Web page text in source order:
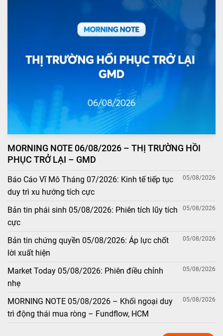
MORNING NOTE 06/08/2026 – THỊ TRƯỜNG HỒI
PHỤC TRỞ LẠI – GMD
Báo Cáo Vĩ Mô Tháng 07/2026: Kinh tế tiếp tục
duy trì xu hướng tích cực
05/08/2026
Bản tin phái sinh 05/08/2026: Phiên tích lũy tích
cực
05/08/2026
Bản tin chứng quyền 05/08/2026: Áp lực chốt
lời xuất hiện
05/08/2026
Market Today 05/08/2026: Phiên điều chỉnh
nhẹ
05/08/2026
MORNING NOTE 05/08/2026 – Khối ngoại duy
trì động thái mua ròng – Fundflow, HCM
05/08/2026